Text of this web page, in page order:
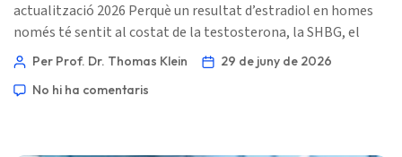
actualització 2026 Perquè un resultat d’estradiol en homes
només té sentit al costat de la testosterona, la SHBG, el
percentatge de greix corporal, els marcadors hepàtics, la
una pista, no una ordre automàtica de tractament. 📖 ~12
Per Prof. Dr. Thomas Klein
29 de juny de 2026
No hi ha comentaris